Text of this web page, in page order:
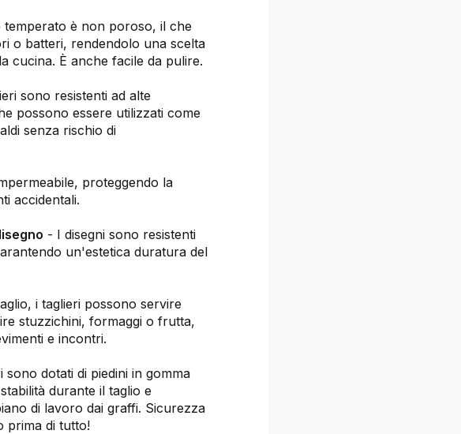
è non poroso, il che
o batteri, rendendolo una scelta
cucina. È anche facile da pulire.
sono resistenti ad alte
possono essere utilizzati come
senza rischio di
proteggendo la
accidentali.
- I disegni sono resistenti
un'estetica duratura del
i taglieri possono servire
stuzzichini, formaggi o frutta,
e incontri.
sono dotati di piedini in gomma
durante il taglio e
di lavoro dai graffi. Sicurezza
prima di tutto!